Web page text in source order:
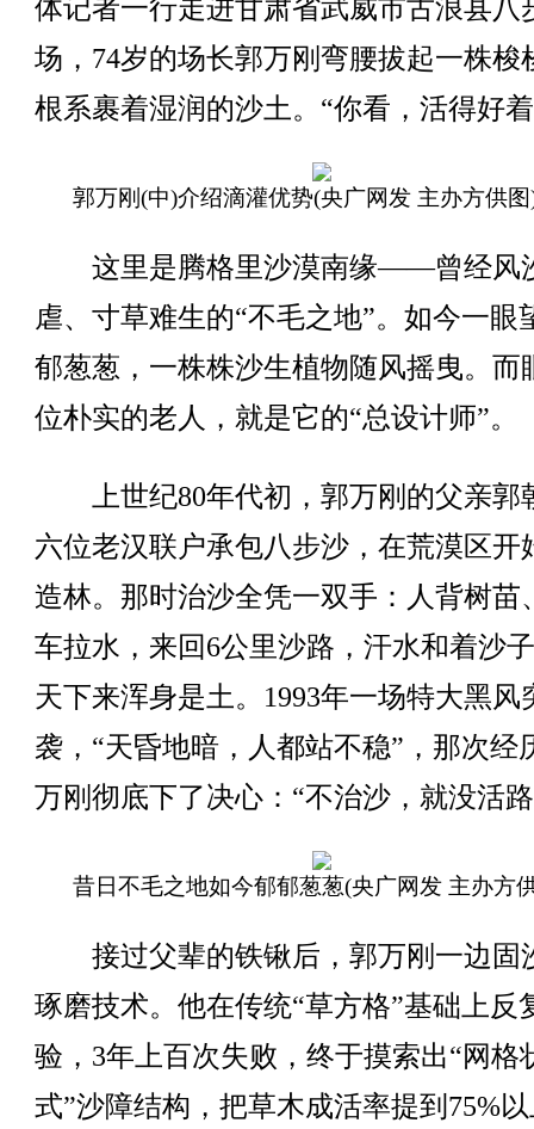
体记者一行走进甘肃省武威市古浪县八
场，74岁的场长郭万刚弯腰拔起一株梭
根系裹着湿润的沙土。“你看，活得好
郭万刚(中)介绍滴灌优势(央广网发 主办方供
这里是腾格里沙漠南缘——曾经风
虐、寸草难生的“不毛之地”。如今一眼
郁葱葱，一株株沙生植物随风摇曳。而
位朴实的老人，就是它的“总设计师”。
上世纪80年代初，郭万刚的父亲郭
六位老汉联户承包八步沙，在荒漠区开
造林。那时治沙全凭一双手：人背树苗
车拉水，来回6公里沙路，汗水和着沙
天下来浑身是土。1993年一场特大黑风
袭，“天昏地暗，人都站不稳”，那次经
万刚彻底下了决心：“不治沙，就没活
昔日不毛之地如今郁郁葱葱(央广网发 主办方
接过父辈的铁锹后，郭万刚一边固
琢磨技术。他在传统“草方格”基础上反
验，3年上百次失败，终于摸索出“网格
式”沙障结构，把草木成活率提到75%